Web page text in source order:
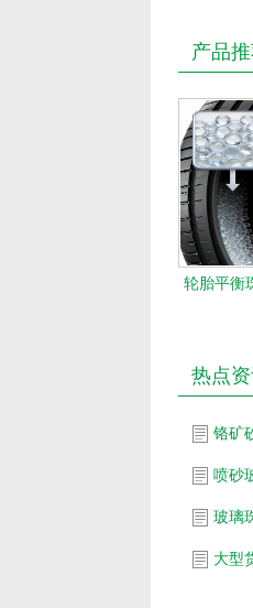
产品
轮胎平衡
热点
铬矿
喷砂
玻璃